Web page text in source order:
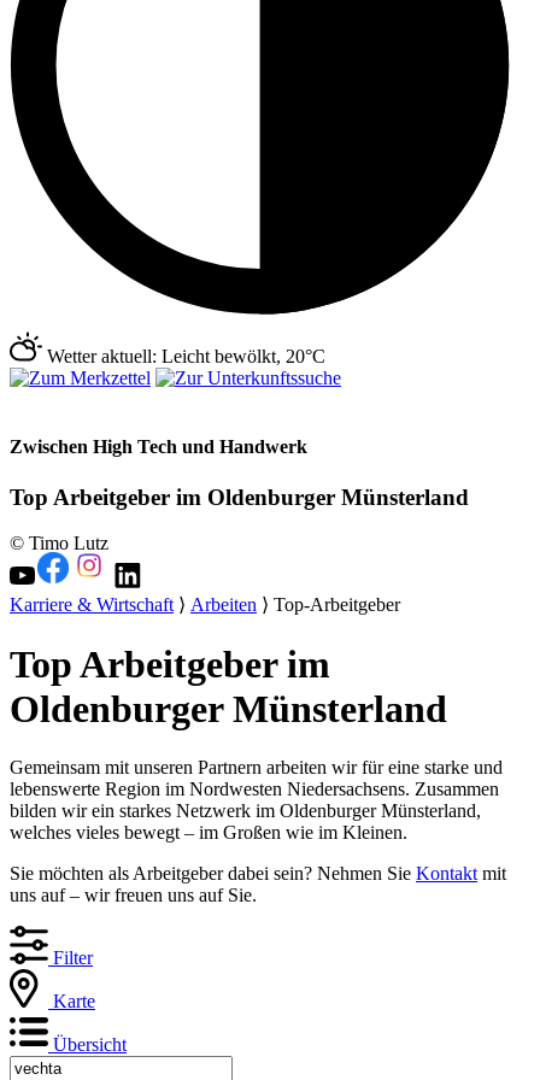
Wetter aktuell: Leicht bewölkt, 20°C
Zwischen High Tech und Handwerk
Top Arbeitgeber im Oldenburger Münsterland
© Timo Lutz
Karriere & Wirtschaft⟩ Arbeiten ⟩ Top-Arbeitgeber
Top Arbeitgeber im
Oldenburger Münsterland
Gemeinsam mit unseren Partnern arbeiten wir für eine starke und
lebenswerte Region im Nordwesten Niedersachsens. Zusammen
bilden wir ein starkes Netzwerk im Oldenburger Münsterland,
welches vieles bewegt – im Großen wie im Kleinen.
Sie möchten als Arbeitgeber dabei sein? Nehmen Sie Kontakt mit
uns auf – wir freuen uns auf Sie.
Filter
Karte
Übersicht